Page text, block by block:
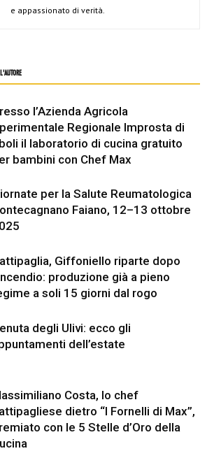
e appassionato di verità.
l’Azienda Agricola
Regionale Improsta di
il laboratorio di cucina gratuito
bambini con Chef Max
per la Salute Reumatologica
Faiano, 12–13 ottobre
Giffoniello riparte dopo
produzione già a pieno
a soli 15 giorni dal rogo
degli Ulivi: ecco gli
dell’estate
Costa, lo chef
dietro “I Fornelli di Max”,
con le 5 Stelle d’Oro della